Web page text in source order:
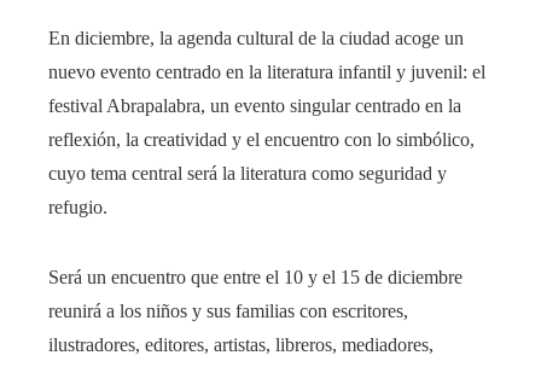
En diciembre, la agenda cultural de la ciudad acoge un
nuevo evento centrado en la literatura infantil y juvenil: el
festival Abrapalabra, un evento singular centrado en la
reflexión, la creatividad y el encuentro con lo simbólico,
cuyo tema central será la literatura como seguridad y
refugio.
Será un encuentro que entre el 10 y el 15 de diciembre
reunirá a los niños y sus familias con escritores,
ilustradores, editores, artistas, libreros, mediadores,